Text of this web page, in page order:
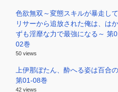
色欲無双～変態スキルが暴走し
リサーから追放された俺は、は
ずも淫靡な力で最強になる～ 第
02巻
50 views
上伊那ぼたん、酔へる姿は百合
第01-08巻
42 views